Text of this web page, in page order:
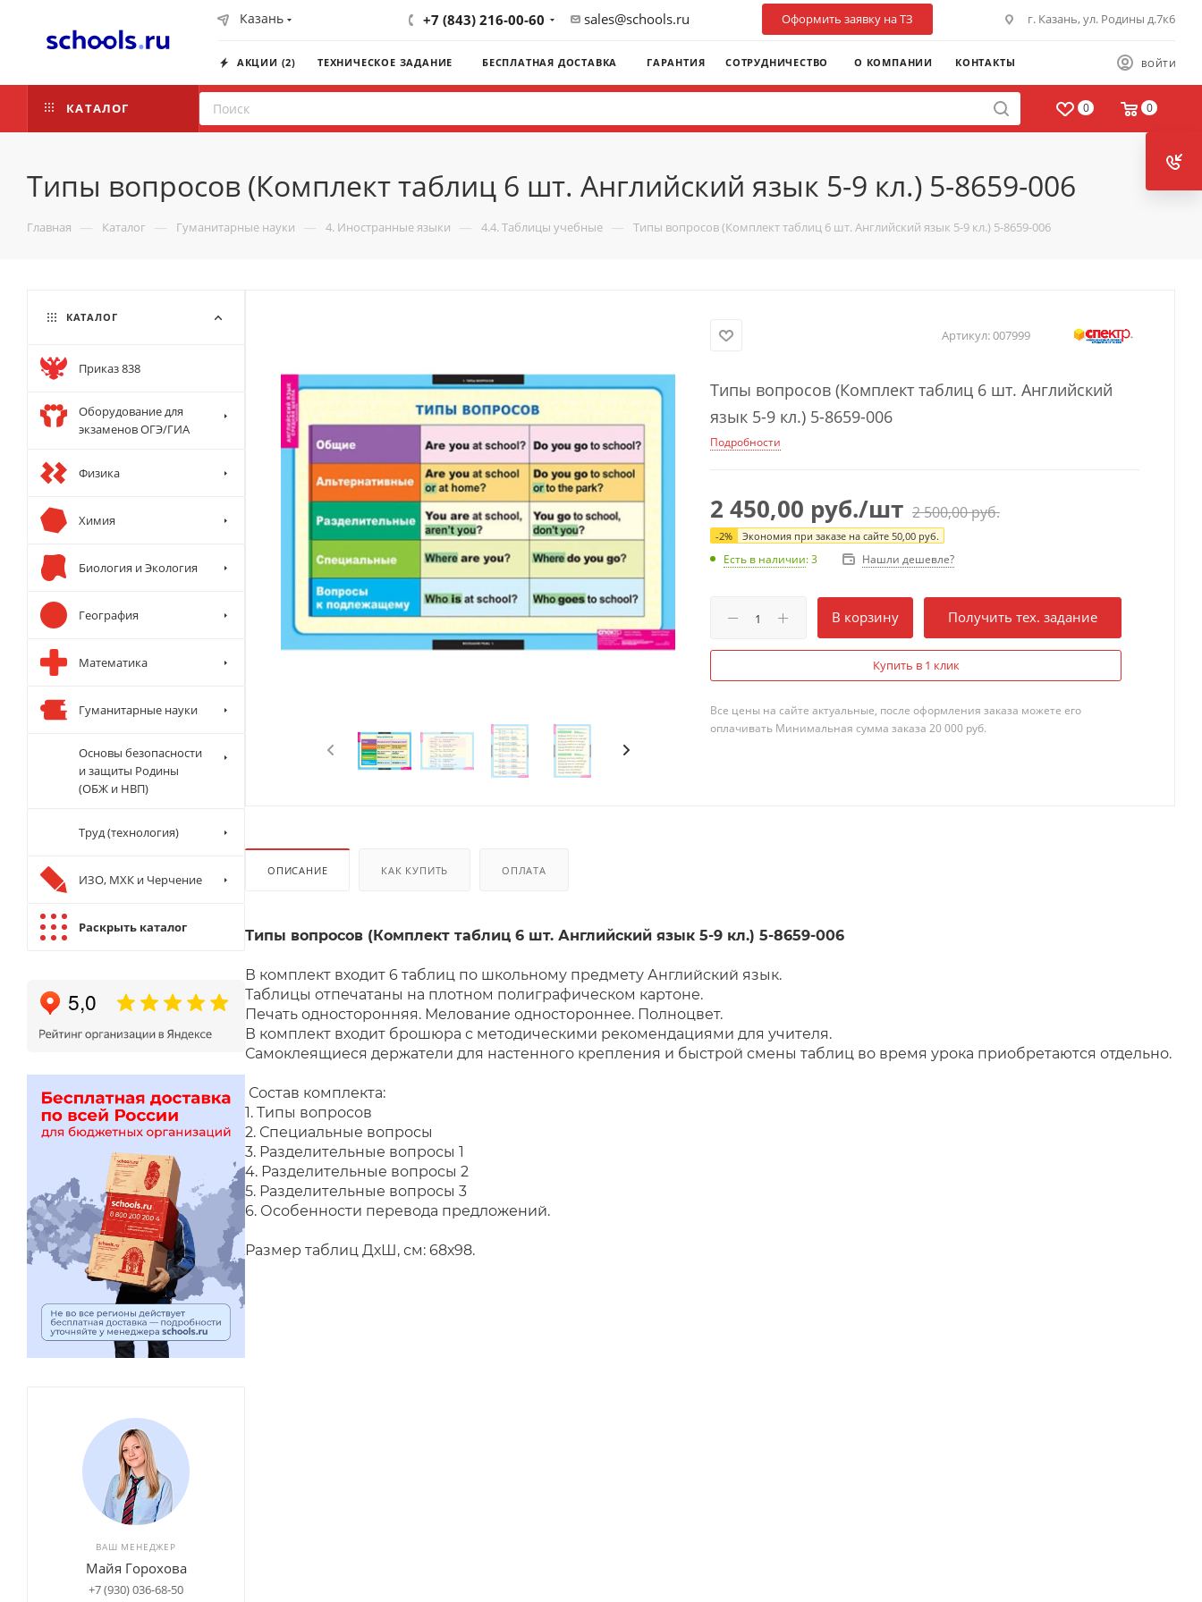
Казань +7 (843) 216-00-60 sales@schools.ru Оформить заявку на ТЗ г. Казань, ул. Родины д.7к6
ВОЙТИ
АКЦИИ (2) ТЕХНИЧЕСКОЕ ЗАДАНИЕ БЕСПЛАТНАЯ ДОСТАВКА ГАРАНТИЯ СОТРУДНИЧЕСТВО О КОМПАНИИ КОНТАКТЫ
0 0
КАТАЛОГ
Типы вопросов (Комплект таблиц 6 шт. Английский язык 5-9 кл.) 5-8659-006
Главная — Каталог — Гуманитарные науки — 4. Иностранные языки — 4.4. Таблицы учебные — Типы вопросов (Комплект таблиц 6 шт. Английский язык 5-9 кл.) 5-8659-006
Артикул:007999
Типы вопросов (Комплект таблиц 6 шт. Английский
язык 5-9 кл.) 5-8659-006
Подробности
2 450,00 руб./шт 2 500,00руб.
-2% Экономия при заказе на сайте 50,00 руб.
Есть в наличии: 3 Нашли дешевле?
В корзину Получить тех. задание
Купить в 1 клик
Все цены на сайте актуальные, после оформления заказа можете его
оплачивать Минимальная сумма заказа 20 000 руб.
ОПИСАНИЕ КАК КУПИТЬ ОПЛАТА
Типы вопросов (Комплект таблиц 6 шт. Английский язык 5-9 кл.) 5-8659-006
В комплект входит 6 таблиц по школьному предмету Английский язык.
Таблицы отпечатаны на плотном полиграфическом картоне.
Печать односторонняя. Мелование одностороннее. Полноцвет.
В комплект входит брошюра с методическими рекомендациями для учителя.
Самоклеящиеся держатели для настенного крепления и быстрой смены таблиц во время урока приобретаются отдельно.
Состав комплекта:
1. Типы вопросов
2. Специальные вопросы
3. Разделительные вопросы 1
4. Разделительные вопросы 2
5. Разделительные вопросы 3
6. Особенности перевода предложений.
Размер таблиц ДхШ, см: 68х98.
КАТАЛОГ
Приказ 838
Оборудование для
экзаменов ОГЭ/ГИА
Физика
Химия
Биология и Экология
География
Математика
Гуманитарные науки
Основы безопасности
и защиты Родины
(ОБЖ и НВП)
Труд (технология)
ИЗО, МХК и Черчение
Раскрыть каталог
ВАШ МЕНЕДЖЕР
Майя Горохова
+7 (930) 036-68-50